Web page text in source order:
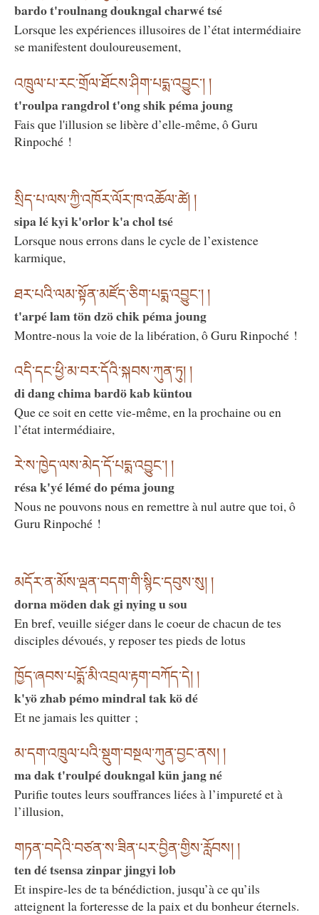
bardo t'roulnang doukngal charwé tsé
Lorsque les expériences illusoires de l’état intermédiaire
se manifestent douloureusement,
འཁྲུལ་པ་རང་གྲོལ་ཐོངས་ཤིག་པདྨ་འབྱུང༌། །
t'roulpa rangdrol t'ong shik péma joung
Fais que l'illusion se libère d’elle-même, ô Guru
Rinpoché !
སྲིད་པ་ལས་ཀྱི་འཁོར་ལོར་ཁ་འཆོལ་ཚེ། །
sipa lé kyi k'orlor k'a chol tsé
Lorsque nous errons dans le cycle de l’existence
karmique,
ཐར་པའི་ལམ་སྟོན་མཛོད་ཅིག་པདྨ་འབྱུང༌། །
t'arpé lam tön dzö chik péma joung
Montre-nous la voie de la libération, ô Guru Rinpoché !
འདི་དང་ཕྱི་མ་བར་དོའི་སྐབས་ཀུན་ཏུ། །
di dang chima bardö kab küntou
Que ce soit en cette vie-même, en la prochaine ou en
l’état intermédiaire,
རེ་ས་ཁྱེད་ལས་མེད་དོ་པདྨ་འབྱུང༌། །
résa k'yé lémé do péma joung
Nous ne pouvons nous en remettre à nul autre que toi, ô
Guru Rinpoché !
མདོར་ན་མོས་ལྡན་བདག་གི་སྙིང་དབུས་སུ། །
dorna möden dak gi nying u sou
En bref, veuille siéger dans le coeur de chacun de tes
disciples dévoués, y reposer tes pieds de lotus
ཁྱོད་ཞབས་པདྨོ་མི་འབྲལ་རྟག་བཀོད་དེ། །
k'yö zhab pémo mindral tak kö dé
Et ne jamais les quitter ;
མ་དག་འཁྲུལ་པའི་སྡུག་བསྔལ་ཀུན་བྱང་ནས། །
ma dak t'roulpé doukngal kün jang né
Purifie toutes leurs souffrances liées à l’impureté et à
l’illusion,
གཏན་བདེའི་བཙན་ས་ཟིན་པར་བྱིན་གྱིས་རློབས། །
ten dé tsensa zinpar jingyi lob
Et inspire-les de ta bénédiction, jusqu’à ce qu’ils
atteignent la forteresse de la paix et du bonheur éternels.